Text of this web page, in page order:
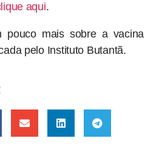
aqui.
pouco mais sobre a vacina
pelo Instituto Butantã.